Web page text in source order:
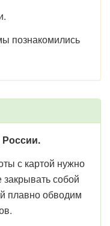
познакомились
с картой нужно
собой
плавно обводим